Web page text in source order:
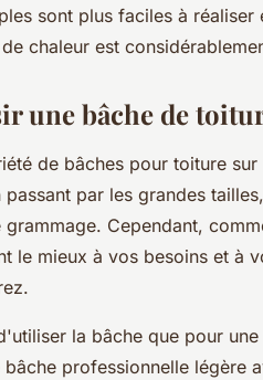
sont plus faciles à
chaleur est
une bâche de
de bâches pour toiture
passant par les grandes
Cependant,
le mieux à vos besoins et à
la bâche que pour
professionnelle légère